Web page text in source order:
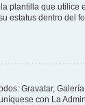
plantilla que
estatus dentro del
Gravatar,
con La